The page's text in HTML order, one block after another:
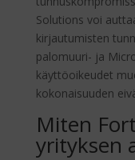
Solutions voi
kirjautumisten
palomuuri- ja
käyttöoikeudet
kokonaisuuden
Miten
yrityksen